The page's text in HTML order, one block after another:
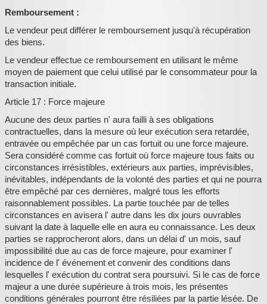
Remboursement :
Le vendeur peut différer le remboursement jusqu'à récupération
des biens.
Le vendeur effectue ce remboursement en utilisant le même
moyen de paiement que celui utilisé par le consommateur pour la
transaction initiale.
Article 17 : Force majeure
Aucune des deux parties n' aura failli à ses obligations
contractuelles, dans la mesure où leur exécution sera retardée,
entravée ou empêchée par un cas fortuit ou une force majeure.
Sera considéré comme cas fortuit où force majeure tous faits ou
circonstances irrésistibles, extérieurs aux parties, imprévisibles,
inévitables, indépendants de la volonté des parties et qui ne pourra
être empêché par ces dernières, malgré tous les efforts
raisonnablement possibles. La partie touchée par de telles
circonstances en avisera l' autre dans les dix jours ouvrables
suivant la date à laquelle elle en aura eu connaissance. Les deux
parties se rapprocheront alors, dans un délai d' un mois, sauf
impossibilité due au cas de force majeure, pour examiner l'
incidence de l' événement et convenir des conditions dans
lesquelles l' exécution du contrat sera poursuivi. Si le cas de force
majeur a une durée supérieure à trois mois, les présentes
conditions générales pourront être résiliées par la partie lésée. De